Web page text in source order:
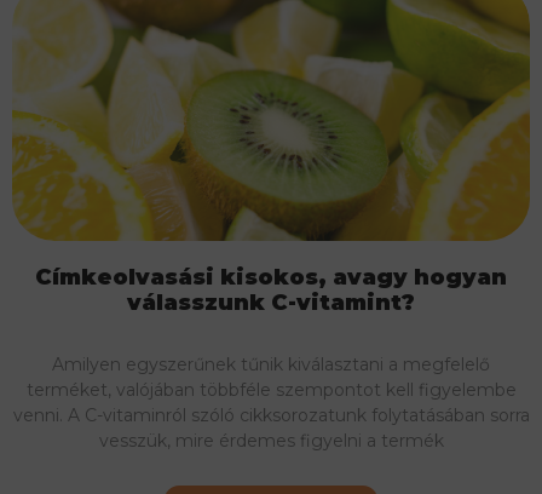
Címkeolvasási kisokos, avagy hogyan
válasszunk C-vitamint?
Amilyen egyszerűnek tűnik kiválasztani a megfelelő
terméket, valójában többféle szempontot kell figyelembe
venni. A C-vitaminról szóló cikksorozatunk folytatásában sorra
vesszük, mire érdemes figyelni a termék